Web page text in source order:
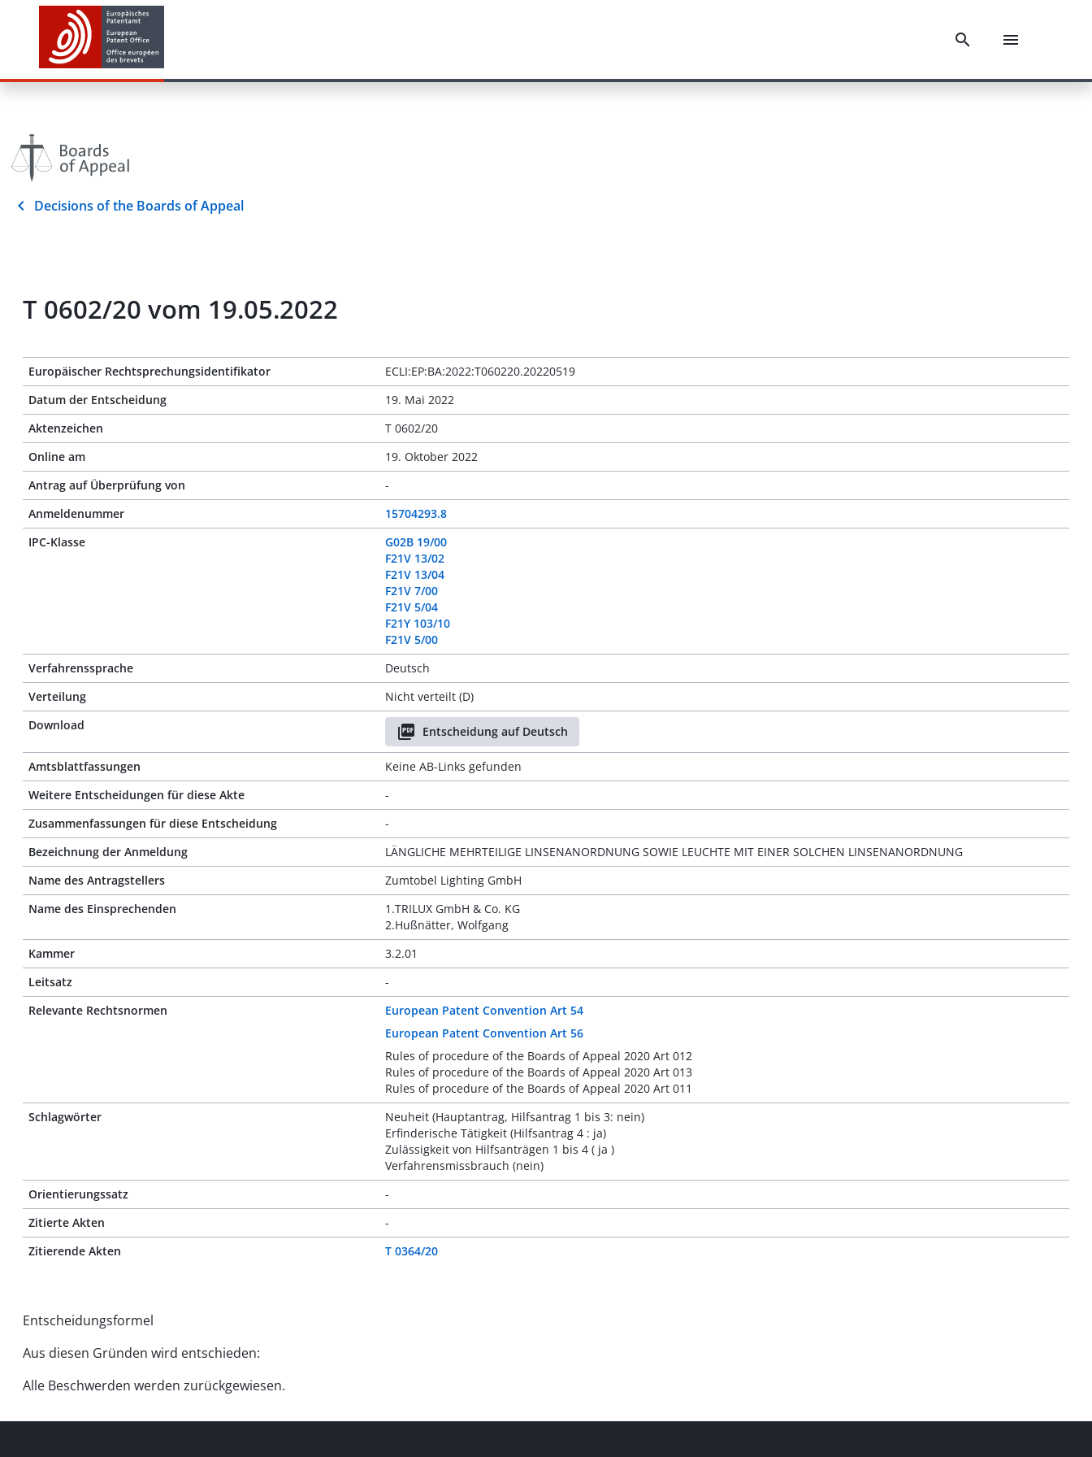
Decisions of the Boards of Appeal
T 0602/20 vom 19.05.2022
Europäischer Rechtsprechungsidentifikator
ECLI:EP:BA:2022:T060220.20220519
Datum der Entscheidung
19. Mai 2022
Aktenzeichen
T 0602/20
Online am
19. Oktober 2022
Antrag auf Überprüfung von
-
Anmeldenummer
15704293.8
IPC-Klasse
G02B 19/00
F21V 13/02
F21V 13/04
F21V 7/00
F21V 5/04
F21Y 103/10
F21V 5/00
Verfahrenssprache
Deutsch
Verteilung
Nicht verteilt (D)
Download
Entscheidung auf Deutsch
Amtsblattfassungen
Keine AB-Links gefunden
Weitere Entscheidungen für diese Akte
-
Zusammenfassungen für diese Entscheidung
-
Bezeichnung der Anmeldung
LÄNGLICHE MEHRTEILIGE LINSENANORDNUNG SOWIE LEUCHTE MIT EINER SOLCHEN LINSENANORDNUNG
Name des Antragstellers
Zumtobel Lighting GmbH
Name des Einsprechenden
1.TRILUX GmbH & Co. KG
2.Hußnätter, Wolfgang
Kammer
3.2.01
Leitsatz
-
Relevante Rechtsnormen
European Patent Convention Art 54
European Patent Convention Art 56
Rules of procedure of the Boards of Appeal 2020 Art 012
Rules of procedure of the Boards of Appeal 2020 Art 013
Rules of procedure of the Boards of Appeal 2020 Art 011
Schlagwörter
Neuheit (Hauptantrag, Hilfsantrag 1 bis 3: nein)
Erfinderische Tätigkeit (Hilfsantrag 4 : ja)
Zulässigkeit von Hilfsanträgen 1 bis 4 ( ja )
Verfahrensmissbrauch (nein)
Orientierungssatz
-
Zitierte Akten
-
Zitierende Akten
T 0364/20
Entscheidungsformel
Aus diesen Gründen wird entschieden:
Alle Beschwerden werden zurückgewiesen.